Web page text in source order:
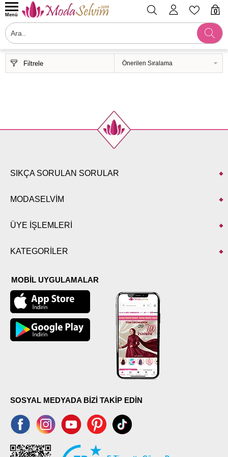
0
Menü
Filtrele
SIKÇA SORULAN SORULAR
MODASELVİM
ÜYE İŞLEMLERİ
KATEGORİLER
MOBİL UYGULAMALAR
SOSYAL MEDYADA BİZİ TAKİP EDİN